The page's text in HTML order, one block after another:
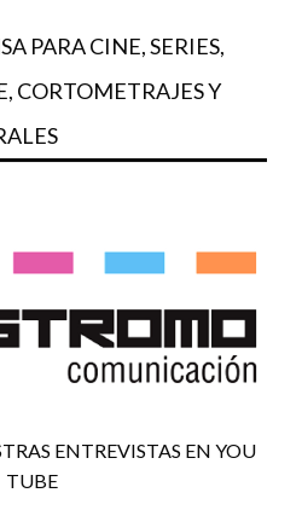
PARA CINE, SERIES,
CORTOMETRAJES Y
ENTREVISTAS EN YOU
TUBE